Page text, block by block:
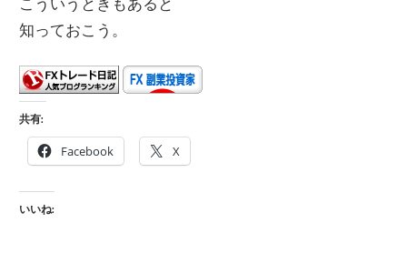
知っておこう。
共有:
Facebook X
いいね: